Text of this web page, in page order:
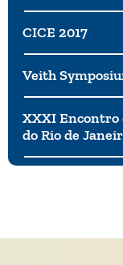
CICE 2017
Veith
XXXI Encontro
do Rio de